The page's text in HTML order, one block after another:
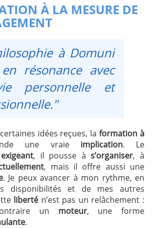
À LA MESURE DE
à Domuni
résonance avec
personnelle et
idées reçues, laformation à
une vraie implication. Le
exigeant, il pousse às’organiser, à
, mais il offre aussi une
. Je peux avancer à mon rythme, en
disponibilités et de mes autres
liberté n’est pas un relâchement :
un moteur, une forme
.